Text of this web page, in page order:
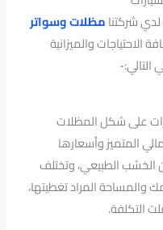
شركتنامظلات وسواتر
والميزانية
التالي:-
على شكل المظلات
المتميز وأسعارها
الخشب الطبيعي، وتختلف
المراد تغطيتها،
التكلفة.